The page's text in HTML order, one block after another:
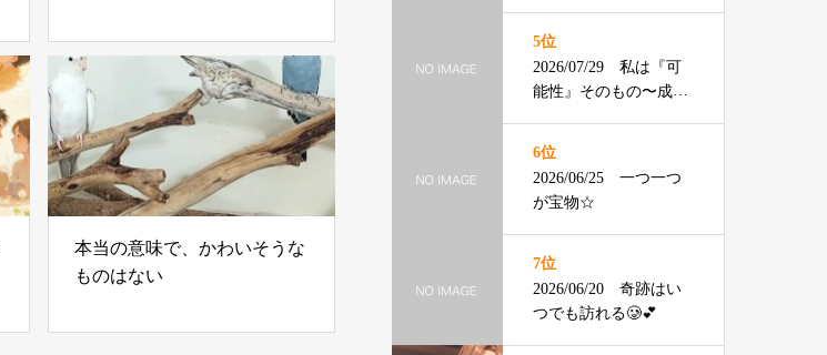
本当の意味で、かわいそうな
ものはない
5位
2026/07/29 私は『可
能性』そのもの〜成年
6位
2026/06/25 一つ一つ
が宝物☆
7位
2026/06/20 奇跡はい
つでも訪れる🥲💕